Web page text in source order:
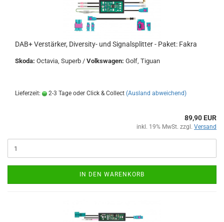
DAB+ Verstärker, Diversity- und Signalsplitter - Paket: Fakra
Skoda: Octavia, Superb / Volkswagen: Golf, Tiguan
Lieferzeit: 2-3 Tage oder Click & Collect (Ausland abweichend)
89,90 EUR
inkl. 19% MwSt. zzgl. Versand
IN DEN WARENKORB